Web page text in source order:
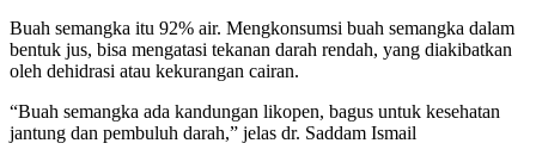
Buah semangka itu 92% air. Mengkonsumsi buah semangka dalam
bentuk jus, bisa mengatasi tekanan darah rendah, yang diakibatkan
oleh dehidrasi atau kekurangan cairan.
“Buah semangka ada kandungan likopen, bagus untuk kesehatan
jantung dan pembuluh darah,” jelas dr. Saddam Ismail